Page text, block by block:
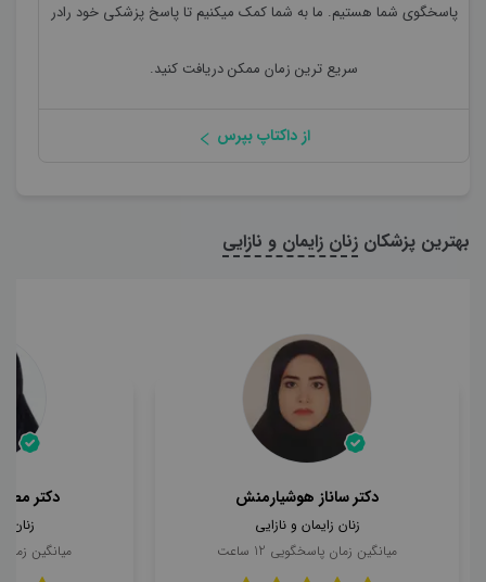
پاسخگوی شما هستیم. ما به شما کمک میکنیم تا پاسخ پزشکی خود رادر
سریع ترین زمان ممکن دریافت کنید.
از داکتاپ بپرس
بهترین پزشکان زنان زایمان و نازایی
دکتر ساناز هوشیارمنش
زنان زایمان و نازایی
میانگین زمان پاسخگویی 12 ساعت
دکتر
زنان
میانگین